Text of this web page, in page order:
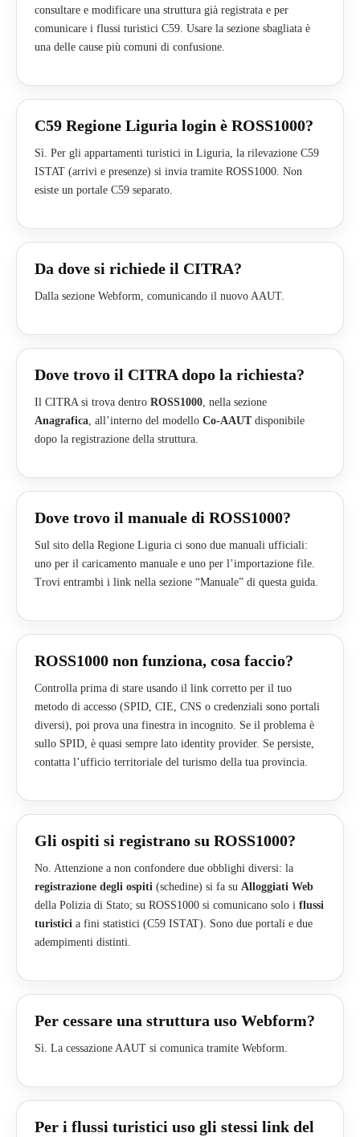
consultare e modificare una struttura già registrata e per
comunicare i flussi turistici C59. Usare la sezione sbagliata è
una delle cause più comuni di confusione.
C59 Regione Liguria login è ROSS1000?
Sì. Per gli appartamenti turistici in Liguria, la rilevazione C59
ISTAT (arrivi e presenze) si invia tramite ROSS1000. Non
esiste un portale C59 separato.
Da dove si richiede il CITRA?
Dalla sezione Webform, comunicando il nuovo AAUT.
Dove trovo il CITRA dopo la richiesta?
Il CITRA si trova dentro ROSS1000, nella sezione
Anagrafica, all’interno del modello Co-AAUTdisponibile
dopo la registrazione della struttura.
Dove trovo il manuale di ROSS1000?
Sul sito della Regione Liguria ci sono due manuali ufficiali:
uno per il caricamento manuale e uno per l’importazione file.
Trovi entrambi i link nella sezione “Manuale” di questa guida.
ROSS1000 non funziona, cosa faccio?
Controlla prima di stare usando il link corretto per il tuo
metodo di accesso (SPID, CIE, CNS o credenziali sono portali
diversi), poi prova una finestra in incognito. Se il problema è
sullo SPID, è quasi sempre lato identity provider. Se persiste,
contatta l’ufficio territoriale del turismo della tua provincia.
Gli ospiti si registrano su ROSS1000?
No. Attenzione a non confondere due obblighi diversi: la
registrazione degli ospiti (schedine) si fa su Alloggiati Web
della Polizia di Stato; su ROSS1000 si comunicano solo i flussi
turistici a fini statistici (C59 ISTAT). Sono due portali e due
adempimenti distinti.
Per cessare una struttura uso Webform?
Sì. La cessazione AAUT si comunica tramite Webform.
Per i flussi turistici uso gli stessi link del